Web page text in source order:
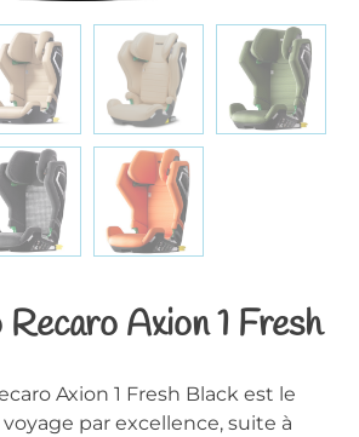
Axion 1 Fresh
Axion 1 Fresh Black est le
par excellence, suite à